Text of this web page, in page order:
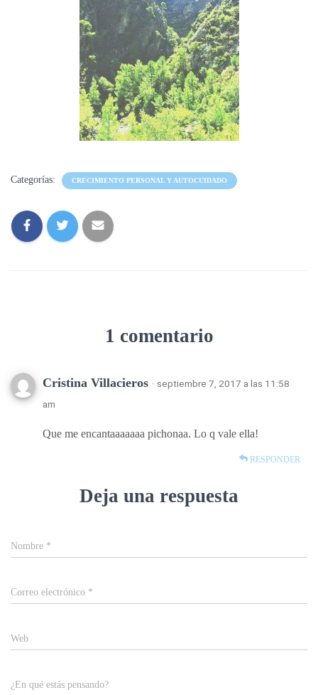
Categorías: CRECIMIENTO PERSONAL Y AUTOCUIDADO
1 comentario
Cristina Villacieros · septiembre 7, 2017 a las 11:58
am
Que me encantaaaaaaa pichonaa. Lo q vale ella!
RESPONDER
Deja una respuesta
Nombre *
Correo electrónico *
Web
¿En qué estás pensando?